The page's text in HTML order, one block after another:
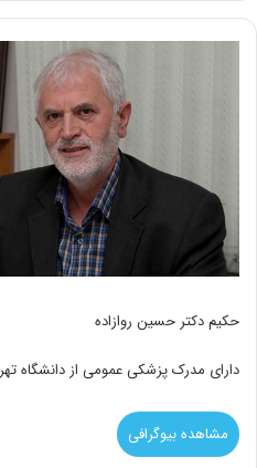
حکیم دکتر حسین روازاده
دارای مدرک پزشکی عمومی از دانشگاه
مشاهده بیوگرافی